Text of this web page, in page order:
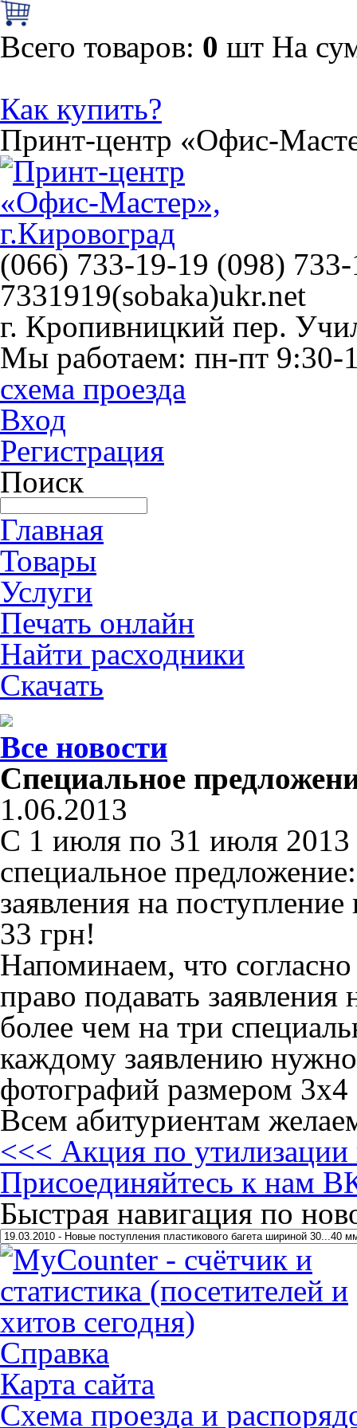
Всего товаров: 0 шт На
Как купить?
Принт-центр «Офис-
(066) 733-19-19 (098)
7331919(sobaka)ukr.net
г. Кропивницкий пер.
Мы работаем: пн-пт 9:30-
схема проезда
Вход
Регистрация
Поиск
Главная
Товары
Услуги
Печать онлайн
Найти расходники
Скачать
Все новости
Специальное
1.06.2013
С 1 июля по 31 июля
специальное
заявления на
33 грн!
Напоминаем, что
право подавать
более чем на три
каждому заявлению
фотографий размером
Всем абитуриентам
<<< Акция по утилизации
Присоединяйтесь к нам
Быстрая навигация по
Справка
Карта сайта
Схема проезда и